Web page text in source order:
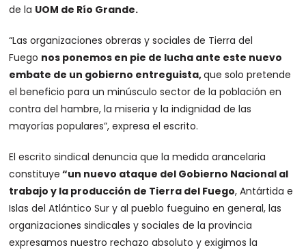
de la UOM de Río Grande.
“Las organizaciones obreras y sociales de Tierra del
Fuego nos ponemos en pie de lucha ante este nuevo
embate de un gobierno entreguista,que solo pretende
el beneficio para un minúsculo sector de la población en
contra del hambre, la miseria y la indignidad de las
mayorías populares”, expresa el escrito.
El escrito sindical denuncia que la medida arancelaria
constituye “un nuevo ataque del Gobierno Nacional al
trabajo y la producción de Tierra del Fuego, Antártida e
Islas del Atlántico Sur y al pueblo fueguino en general, las
organizaciones sindicales y sociales de la provincia
expresamos nuestro rechazo absoluto y exigimos la